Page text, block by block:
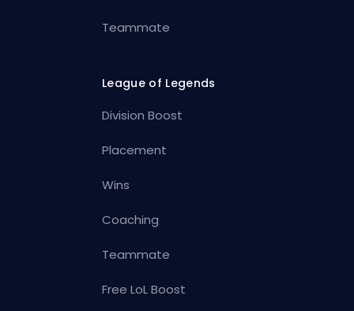
Teammate
League of Legends
Division Boost
Placement
Wins
Coaching
Teammate
Free LoL Boost